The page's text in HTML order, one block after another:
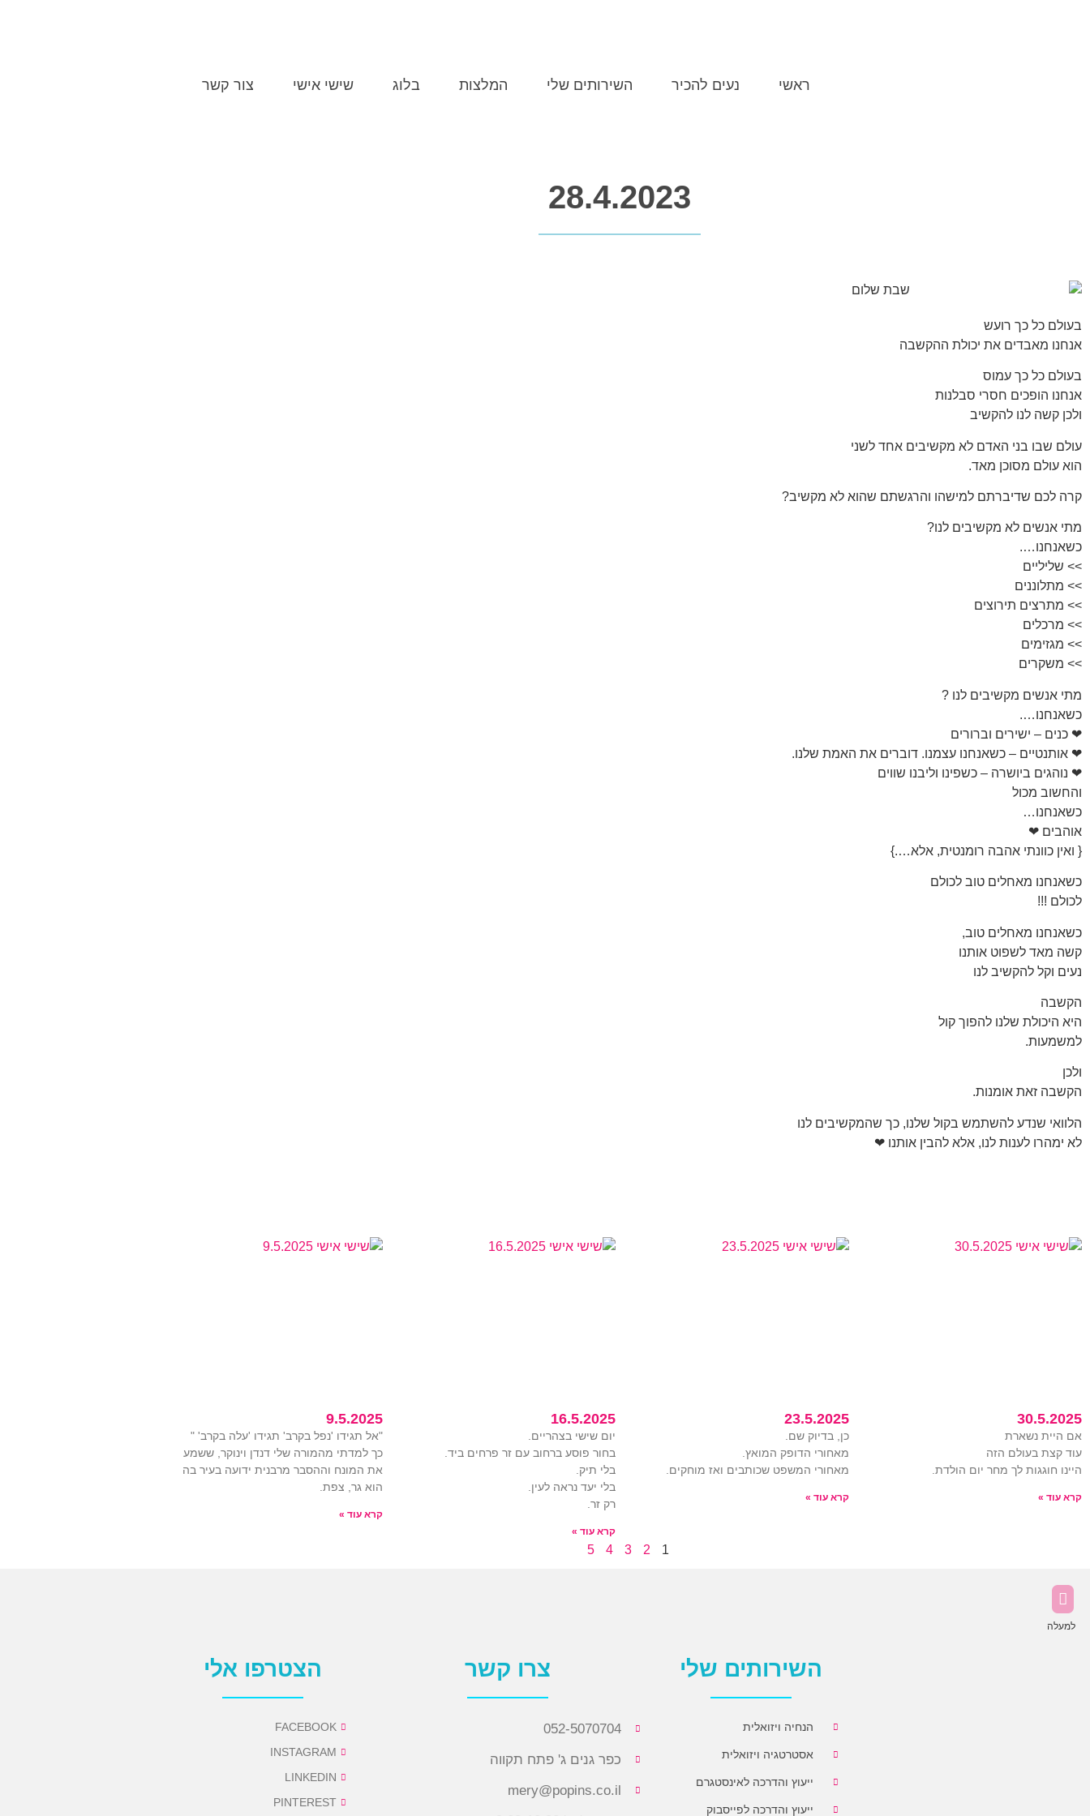
ראשי נעים להכיר השירותים שלי המלצות בלוג שישי אישי צור קשר
28.4.2023
בעולם כל כך רועש
אנחנו מאבדים את יכולת ההקשבה
בעולם כל כך עמוס
אנחנו הופכים חסרי סבלנות
ולכן קשה לנו להקשיב
עולם שבו בני האדם לא מקשיבים אחד לשני
הוא עולם מסוכן מאד.
קרה לכם שדיברתם למישהו והרגשתם שהוא לא מקשיב?
מתי אנשים לא מקשיבים לנו?
כשאנחנו….
>> שליליים
>> מתלוננים
>> מתרצים תירוצים
>> מרכלים
>> מגזימים
>> משקרים
מתי אנשים מקשיבים לנו ?
כשאנחנו….
❤ כנים – ישירים וברורים
❤ אותנטיים – כשאנחנו עצמנו. דוברים את האמת שלנו.
❤ נוהגים ביושרה – כשפינו וליבנו שווים
והחשוב מכול
כשאנחנו…
אוהבים ❤
{ ואין כוונתי אהבה רומנטית, אלא….}
כשאנחנו מאחלים טוב לכולם
לכולם !!!
כשאנחנו מאחלים טוב,
קשה מאד לשפוט אותנו
נעים וקל להקשיב לנו
הקשבה
היא היכולת שלנו להפוך קול
למשמעות.
ולכן
הקשבה זאת אומנות.
הלוואי שנדע להשתמש בקול שלנו, כך שהמקשיבים לנו
לא ימהרו לענות לנו, אלא להבין אותנו ❤
30.5.2025
אם היית נשארת
עוד קצת בעולם הזה
היינו חוגגות לך מחר יום הולדת.
קרא עוד »
23.5.2025
כן, בדיוק שם.
מאחורי הדופק המואץ.
מאחורי המשפט שכותבים ואז מוחקים.
קרא עוד »
16.5.2025
יום שישי בצהריים.
בחור פוסע ברחוב עם זר פרחים ביד.
בלי תיק.
בלי יעד נראה לעין.
רק זר.
קרא עוד »
9.5.2025
"אל תגידו 'נפל בקרב' תגידו 'עלה בקרב' "
כך למדתי מהמורה שלי דנדן וינוקר, ששמע
את המונח וההסבר מרבנית ידועה בעיר בה
הוא גר, צפת.
קרא עוד »
1
2
3
4
5
למעלה
השירותים שלי
הנחיה ויזואלית
אסטרטגיה ויזואלית
ייעוץ והדרכה לאינסטגרם
ייעוץ והדרכה לפייסבוק
צרו קשר
052-5070704
כפר גנים ג' פתח תקווה
mery@popins.co.il
הצטרפו אלי
FACEBOOK
INSTAGRAM
LINKEDIN
PINTEREST